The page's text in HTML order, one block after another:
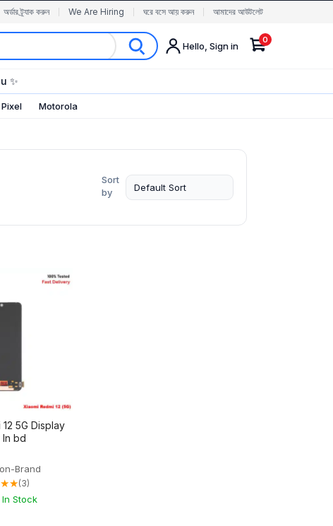
অর্ডার ট্র্যাক করুন We Are Hiring ঘরে বসে আয় করুন আমাদের আউটলেট
Hello, Sign in
0
✨
Motorola
Sort
by
5G Display
In bd
Brand
(3)
Stock